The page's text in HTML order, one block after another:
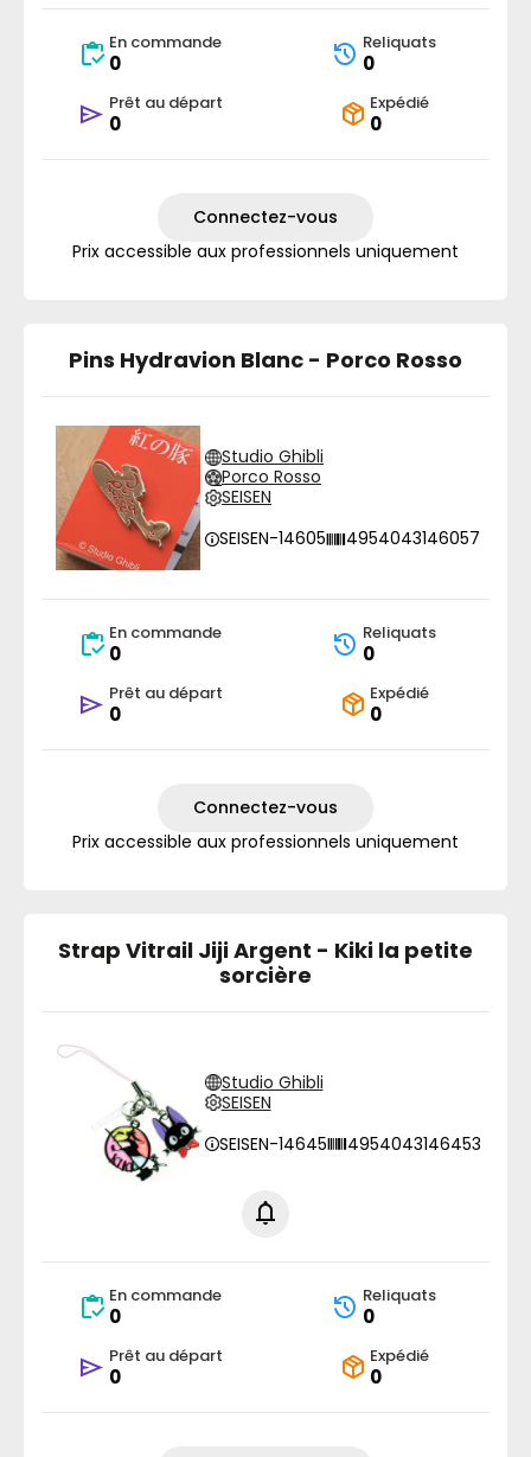
En commande
0
Reliquats
0
Prêt au départ
0
Expédié
0
Connectez-vous
Prix accessible aux professionnels uniquement
Pins Hydravion Blanc - Porco Rosso
Studio Ghibli
Porco Rosso
SEISEN
SEISEN-14605
4954043146057
En commande
0
Reliquats
0
Prêt au départ
0
Expédié
0
Connectez-vous
Prix accessible aux professionnels uniquement
Strap Vitrail Jiji Argent - Kiki la petite
sorcière
Studio Ghibli
SEISEN
SEISEN-14645
4954043146453
En commande
0
Reliquats
0
Prêt au départ
0
Expédié
0